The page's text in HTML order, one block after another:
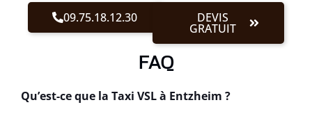
09.75.18.12.30 DEVIS
GRATUIT
FAQ
Qu’est-ce que la Taxi VSL à Entzheim ?